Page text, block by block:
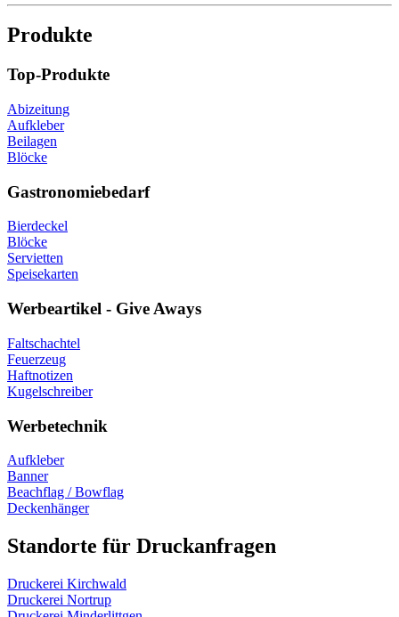
Produkte
Top-Produkte
Abizeitung
Aufkleber
Beilagen
Blöcke
Gastronomiebedarf
Bierdeckel
Blöcke
Servietten
Speisekarten
Werbeartikel - Give Aways
Faltschachtel
Feuerzeug
Haftnotizen
Kugelschreiber
Werbetechnik
Aufkleber
Banner
Beachflag / Bowflag
Deckenhänger
Standorte für Druckanfragen
Druckerei Kirchwald
Druckerei Nortrup